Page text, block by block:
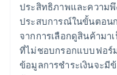
ประสิทธิภาพและความ
ประสบการณ์ในขั้นตอนก
จากการเลือกดูสินค้าม
ที่ไม่ชอบกรอกแบบฟอร์
ข้อมูลการชำระเงินจะมี